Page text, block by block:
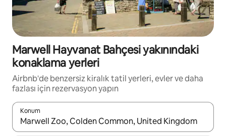
Marwell Hayvanat Bahçesi yakınındaki
konaklama yerleri
Airbnb'de benzersiz kiralık tatil yerleri, evler ve daha
fazlası için rezervasyon yapın
Konum
Sonuçlar kullanılabilir olduğunda yukarı ve aşağı oklarıyla